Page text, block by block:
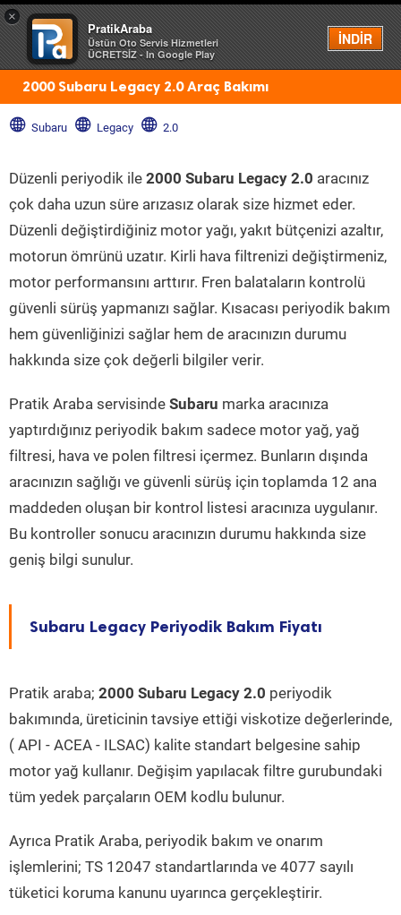
×
PratikAraba
Üstün Oto Servis Hizmetleri
ÜCRETSİZ - In Google Play
İNDİR
Menü
2000 Subaru Legacy 2.0 Araç Bakımı
Subaru Legacy 2.0
Düzenli periyodik ile 2000 Subaru Legacy 2.0 aracınız
çok daha uzun süre arızasız olarak size hizmet eder.
Düzenli değiştirdiğiniz motor yağı, yakıt bütçenizi azaltır,
motorun ömrünü uzatır. Kirli hava filtrenizi değiştirmeniz,
motor performansını arttırır. Fren balataların kontrolü
güvenli sürüş yapmanızı sağlar. Kısacası periyodik bakım
hem güvenliğinizi sağlar hem de aracınızın durumu
hakkında size çok değerli bilgiler verir.
Pratik Araba servisinde Subaru marka aracınıza
yaptırdığınız periyodik bakım sadece motor yağ, yağ
filtresi, hava ve polen filtresi içermez. Bunların dışında
aracınızın sağlığı ve güvenli sürüş için toplamda 12 ana
maddeden oluşan bir kontrol listesi aracınıza uygulanır.
Bu kontroller sonucu aracınızın durumu hakkında size
geniş bilgi sunulur.
Subaru Legacy Periyodik Bakım Fiyatı
Pratik araba; 2000 Subaru Legacy 2.0 periyodik
bakımında, üreticinin tavsiye ettiği viskotize değerlerinde,
( API - ACEA - ILSAC) kalite standart belgesine sahip
motor yağ kullanır. Değişim yapılacak filtre gurubundaki
tüm yedek parçaların OEM kodlu bulunur.
Ayrıca Pratik Araba, periyodik bakım ve onarım
işlemlerini; TS 12047 standartlarında ve 4077 sayılı
tüketici koruma kanunu uyarınca gerçekleştirir.